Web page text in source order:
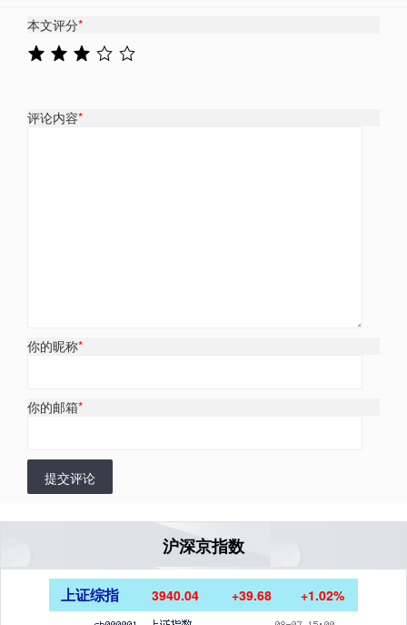
本文评分*
评论内容*
你的昵称*
你的邮箱*
提交评论
沪深京指数
上证综指 3940.04 +39.68 +1.02%